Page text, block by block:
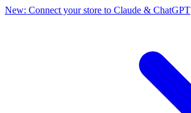
New: Connect your store to Claude & ChatGPT